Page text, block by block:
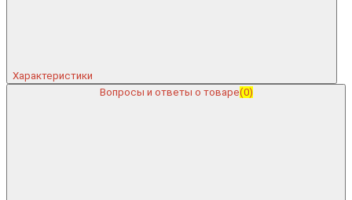
Характеристики
Вопросы и ответы о товаре(0)